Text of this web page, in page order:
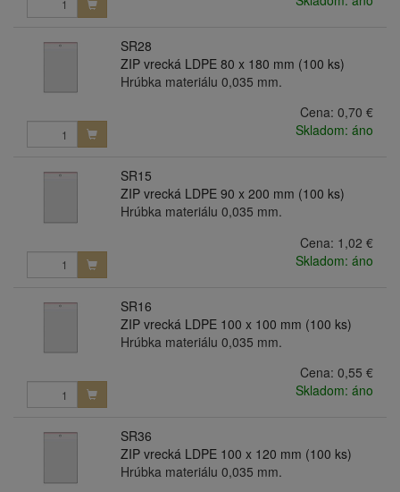
SR28
ZIP vrecká LDPE 80 x 180 mm (100 ks)
Hrúbka materiálu 0,035 mm.
Cena: 0,70 €
Skladom: áno
SR15
ZIP vrecká LDPE 90 x 200 mm (100 ks)
Hrúbka materiálu 0,035 mm.
Cena: 1,02 €
Skladom: áno
SR16
ZIP vrecká LDPE 100 x 100 mm (100 ks)
Hrúbka materiálu 0,035 mm.
Cena: 0,55 €
Skladom: áno
SR36
ZIP vrecká LDPE 100 x 120 mm (100 ks)
Hrúbka materiálu 0,035 mm.